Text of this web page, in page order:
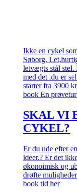
Ikke en cykel
Søborg.
letvægts stål
med det .du er
starter fra 3900
book En
SKAL VI
CYKEL?
Er du ude efter
ideer.? Er det
økonoimisk og
drøfte
book tid her